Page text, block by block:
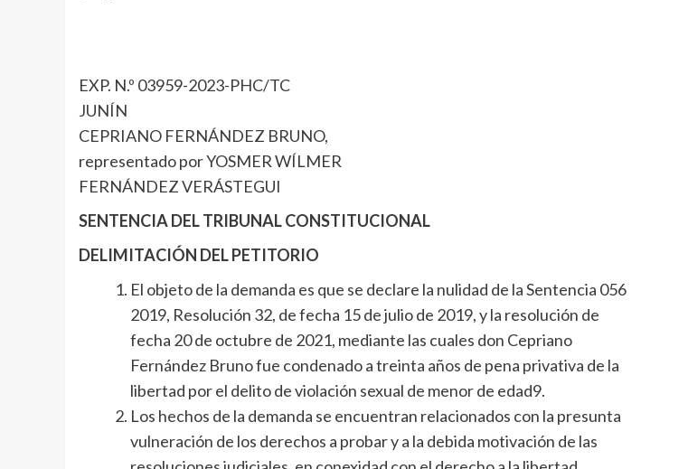
EXP. N.º 03959-2023-PHC/TC
JUNÍN
CEPRIANO FERNÁNDEZ BRUNO,
representado por YOSMER WÍLMER
FERNÁNDEZ VERÁSTEGUI
SENTENCIA DEL TRIBUNAL CONSTITUCIONAL
DELIMITACIÓN DEL PETITORIO
El objeto de la demanda es que se declare la nulidad de la Sentencia 056
2019, Resolución 32, de fecha 15 de julio de 2019, y la resolución de
fecha 20 de octubre de 2021, mediante las cuales don Cepriano
Fernández Bruno fue condenado a treinta años de pena privativa de la
libertad por el delito de violación sexual de menor de edad9.
Los hechos de la demanda se encuentran relacionados con la presunta
vulneración de los derechos a probar y a la debida motivación de las